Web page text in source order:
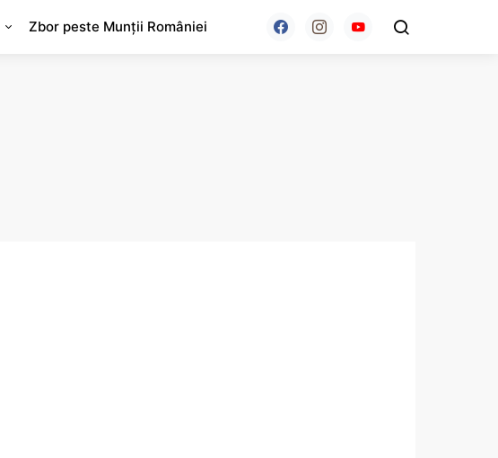
Zbor peste Munții României